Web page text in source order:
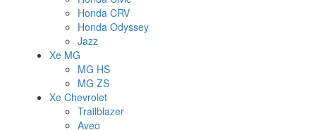
Honda CRV
Honda Odyssey
Jazz
Xe MG
MG HS
MG ZS
Xe Chevrolet
Trailblazer
Aveo